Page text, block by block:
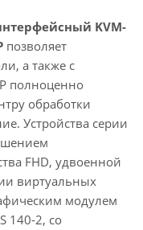
KVM-
позволяет
а также с
полноценно
обработки
Устройства серии
FHD, удвоенной
виртуальных
модулем
140-2, со